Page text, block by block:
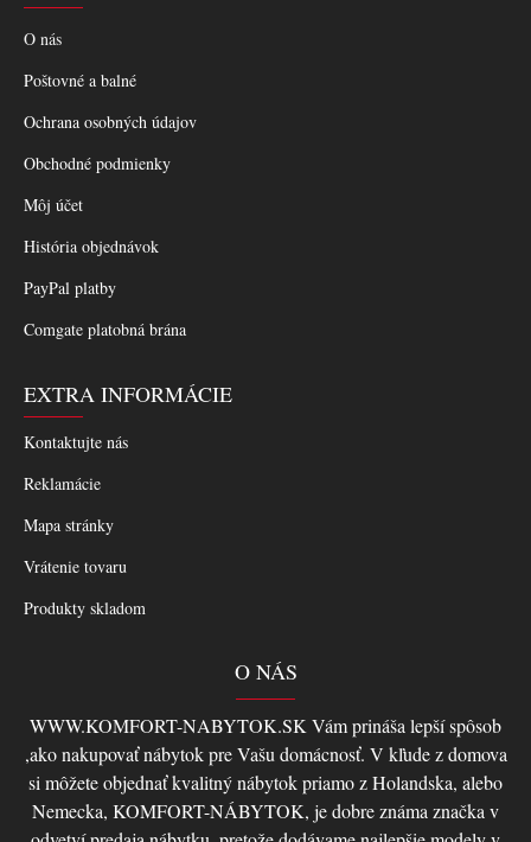
O nás
Poštovné a balné
Ochrana osobných údajov
Obchodné podmienky
Môj účet
História objednávok
PayPal platby
Comgate platobná brána
EXTRA INFORMÁCIE
Kontaktujte nás
Reklamácie
Mapa stránky
Vrátenie tovaru
Produkty skladom
O NÁS
WWW.KOMFORT-NABYTOK.SK Vám prináša lepší spôsob
,ako nakupovať nábytok pre Vašu domácnosť. V kľude z domova
si môžete objednať kvalitný nábytok priamo z Holandska, alebo
Nemecka, KOMFORT-NÁBYTOK, je dobre známa značka v